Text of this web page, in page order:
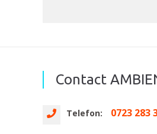
Contact
Telefon: 0723 283